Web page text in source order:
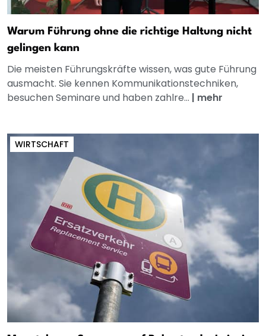
Warum Führung ohne die richtige Haltung nicht
gelingen kann
Die meisten Führungskräfte wissen, was gute Führung
ausmacht. Sie kennen Kommunikationstechniken,
besuchen Seminare und haben zahlre... | mehr
WIRTSCHAFT